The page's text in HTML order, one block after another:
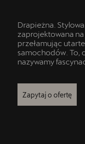
Drapieżna.
zaprojektowana
przełamując
samochodów. To,
nazywamy
Zapytaj o ofertę